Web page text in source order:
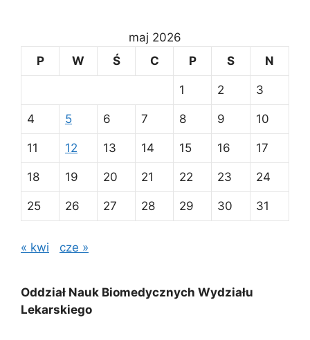
maj 2026
P
W Ś C P S N
1 2 3
4 5 6 7 8 9 10
11 12 13 14 15 16 17
18 19 20 21 22 23 24
25 26 27 28 29 30 31
« kwi cze »
Oddział Nauk Biomedycznych Wydziału
Lekarskiego